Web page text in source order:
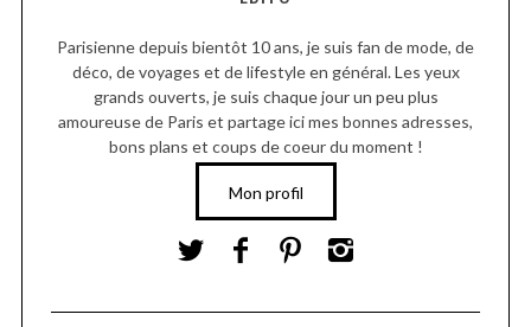
Parisienne depuis bientôt 10 ans, je suis fan de mode, de
déco, de voyages et de lifestyle en général. Les yeux
grands ouverts, je suis chaque jour un peu plus
amoureuse de Paris et partage ici mes bonnes adresses,
bons plans et coups de coeur du moment !
Mon profil